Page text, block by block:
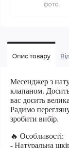
фото.
Опис товару
Месенджер з
клапаном.
вас досить
Радимо
зробити вибір.
🔥 Особливості:
- Натуральна